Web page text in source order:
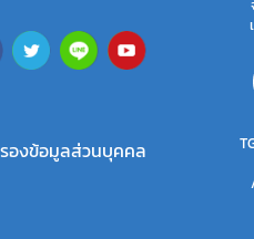
องข้อมูลส่วนบุคคล